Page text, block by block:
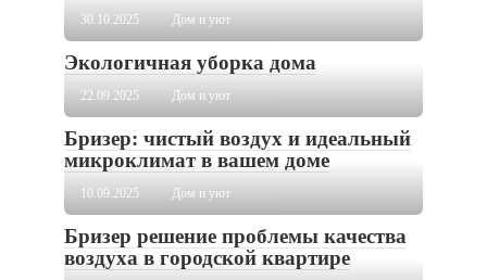
30.10.2025 Дом и уют
Экологичная уборка дома
22.09.2025 Дом и уют
Бризер: чистый воздух и идеальный
микроклимат в вашем доме
10.09.2025 Дом и уют
Бризер решение проблемы качества
воздуха в городской квартире